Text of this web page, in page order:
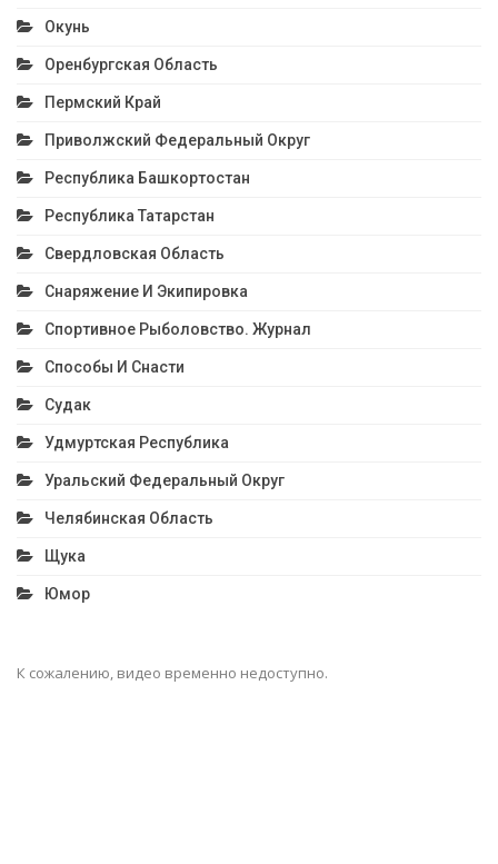
Окунь
Оренбургская Область
Пермский Край
Приволжский Федеральный Округ
Республика Башкортостан
Республика Татарстан
Свердловская Область
Снаряжение И Экипировка
Спортивное Рыболовство. Журнал
Способы И Снасти
Судак
Удмуртская Республика
Уральский Федеральный Округ
Челябинская Область
Щука
Юмор
К сожалению, видео временно недоступно.